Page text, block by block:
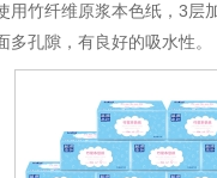
用竹纤维原浆本色纸，3层
孔隙，有良好的吸水性。